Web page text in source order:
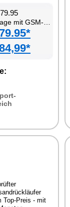
Anbindung
Top-Preis - mit